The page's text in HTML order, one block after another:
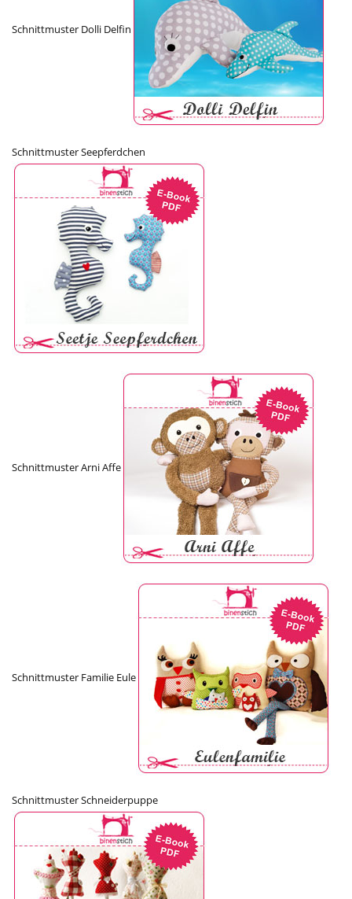
Schnittmuster Dolli Delfin
Schnittmuster Seepferdchen
Schnittmuster Arni Affe
Schnittmuster Familie Eule
Schnittmuster Schneiderpuppe